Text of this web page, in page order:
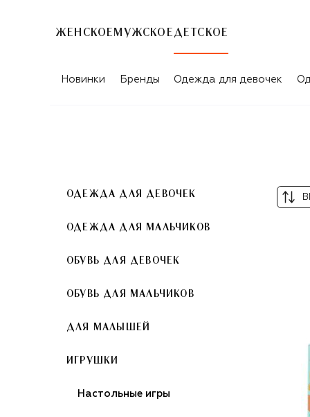
ЖЕНСКОЕ МУЖСКОЕ ДЕТСКОЕ
ПАЗЛЫ
Новинки Бренды Одежда для девочек
ОДЕЖДА ДЛЯ ДЕВОЧЕК
ОДЕЖДА ДЛЯ МАЛЬЧИКОВ
ОБУВЬ ДЛЯ ДЕВОЧЕК
ОБУВЬ ДЛЯ МАЛЬЧИКОВ
ДЛЯ МАЛЫШЕЙ
ИГРУШКИ
Настольные игры